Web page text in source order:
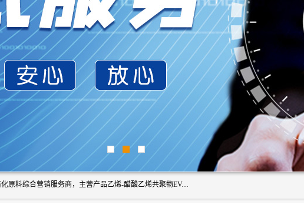
东莞市恒屹国际贸易有限公司（简称：恒屹国际）是一家石化原料综合营销服务商，主营产品乙烯-醋酸乙烯共聚物EVA、聚酰胺PA（尼龙）、醚酯型热塑弹性体TPEE等，公司秉承以市场为导向的战略思想，致力于大宗石化原料在中国市场的营销服务业务，为客户提供一站式的全面服务。